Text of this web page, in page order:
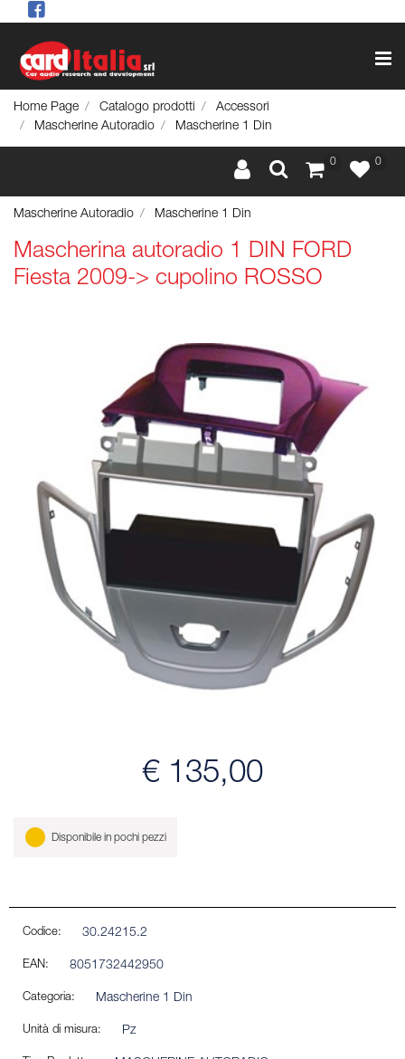
Home Page Catalogo prodotti
Accessori
Mascherine Autoradio
Mascherine 1 Din
0 0
Mascherine Autoradio Mascherine 1 Din
Mascherina autoradio 1 DIN FORD
Fiesta 2009-> cupolino ROSSO
€ 135,00
Disponibile in pochi pezzi
Codice: 30.24215.2
EAN: 8051732442950
Categoria: Mascherine 1 Din
Unità di misura: Pz